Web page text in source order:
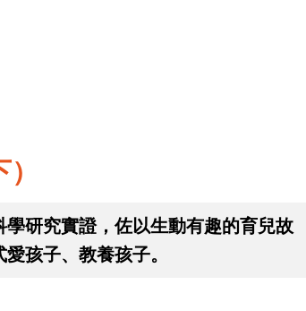
研究實證，佐以生動有趣的育兒故
孩子、教養孩子。